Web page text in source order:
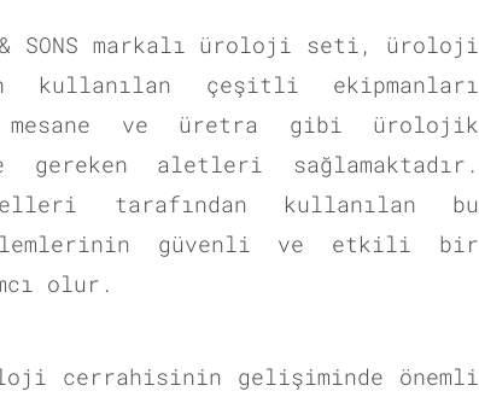
& SONS markalı üroloji seti, üroloji
çeşitli ekipmanları
ve üretra gibi ürolojik
aletleri sağlamaktadır.
tarafından kullanılan bu
güvenli ve etkili bir
olur.
cerrahisinin gelişiminde önemli